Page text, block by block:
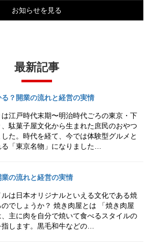
お知らせを見る
最新記事
？開業の流れと経営の実情
江戸時代末期〜明治時代ごろの東京・下
駄菓子屋文化から生まれた庶民のおやつ
た。時代を経て、今では体験型グルメと
「東京名物」になりました…
の流れと経営の実情
は日本オリジナルといえる文化である焼
でしょうか？ 焼き肉屋とは 「焼き肉屋
、主に肉を自分で焼いて食べるスタイルの
します。黒毛和牛などの…